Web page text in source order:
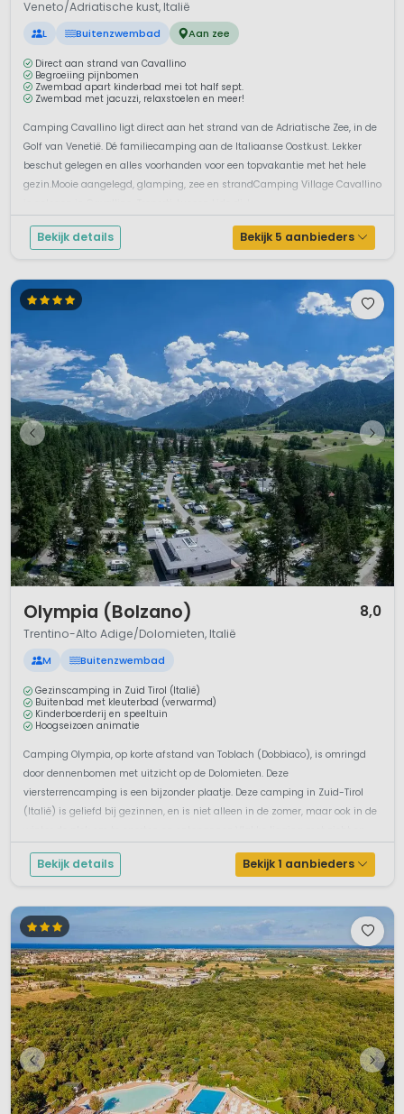
Veneto/Adriatische kust, Italië
L Buitenzwembad Aan zee
Direct aan strand van Cavallino
Begroeiing pijnbomen
Zwembad apart kinderbad mei tot half sept.
Zwembad met jacuzzi, relaxstoelen en meer!
Camping Cavallino ligt direct aan het strand van de Adriatische Zee, in de
Golf van Venetië. Dé familiecamping aan de Italiaanse Oostkust. Lekker
beschut gelegen en alles voorhanden voor een topvakantie met het hele
gezin.Mooie aangelegd, glamping, zee en strandCamping Village Cavallino
Bekijk details Bekijk 5 aanbieders
Olympia (Bolzano) 8,0
Trentino-Alto Adige/Dolomieten, Italië
M Buitenzwembad
Gezinscamping in Zuid Tirol (Italië)
Buitenbad met kleuterbad (verwarmd)
Kinderboerderij en speeltuin
Hoogseizoen animatie
Camping Olympia, op korte afstand van Toblach (Dobbiaco), is omringd
door dennenbomen met uitzicht op de Dolomieten. Deze
viersterrencamping is een bijzonder plaatje. Deze camping in Zuid-Tirol
(Italië) is geliefd bij gezinnen, en is niet alleen in de zomer, maar ook in de
Bekijk details Bekijk 1 aanbieders